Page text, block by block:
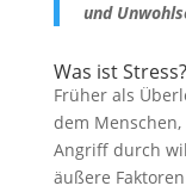
und
Was ist Stress?
Früher als
dem
Angriff durch
äußere